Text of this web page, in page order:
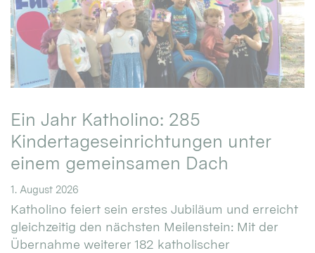
Ein Jahr Katholino: 285
Kindertageseinrichtungen unter
einem gemeinsamen Dach
1. August 2026
Katholino feiert sein erstes Jubiläum und erreicht
gleichzeitig den nächsten Meilenstein: Mit der
Übernahme weiterer 182 katholischer